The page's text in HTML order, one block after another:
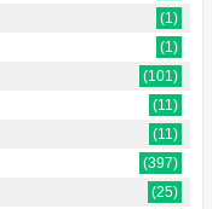
(1)
(1)
(101)
(11)
(11)
(397)
(25)